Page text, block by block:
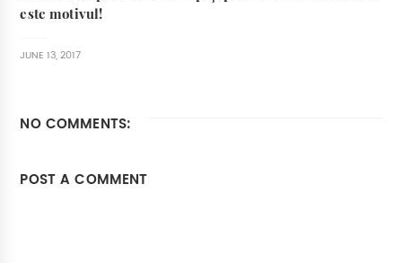
este motivul!
JUNE 13, 2017
NO COMMENTS:
POST A COMMENT